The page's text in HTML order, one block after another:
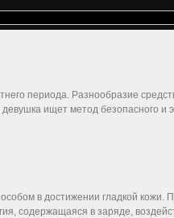
периода. Разнообразие
ищет метод безопасного и
в достижении гладкой
содержащаяся в заряде,